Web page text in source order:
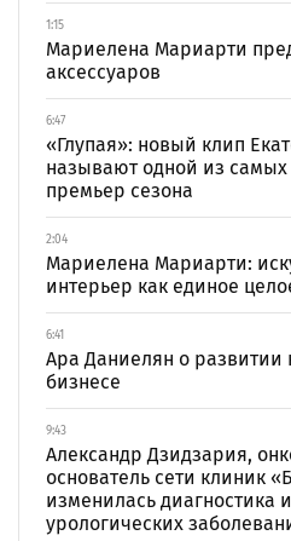
1:15
Мариелена Мариарти
аксессуаров
6:47
«Глупая»: новый клип
называют одной из
премьер сезона
2:04
Мариелена Мариарти:
интерьер как единое
6:41
Ара Даниелян о
бизнесе
9:43
Александр Дзидзария,
основатель сети клиник
изменилась диагностика
урологических